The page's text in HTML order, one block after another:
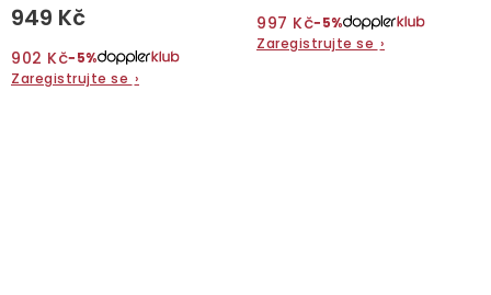
949 Kč
902 Kč−5%
Zaregistrujte se ›
997 Kč−5%
Zaregistrujte se ›